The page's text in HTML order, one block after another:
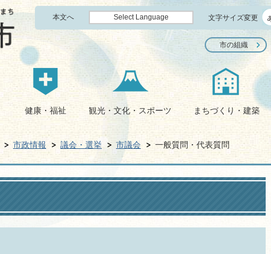
本文へ Select Language 文字サイズ変更
市の組織
健康・福祉 観光・文化・スポーツ まちづくり・建築
市政情報 議会・選挙 市議会 一般質問・代表質問